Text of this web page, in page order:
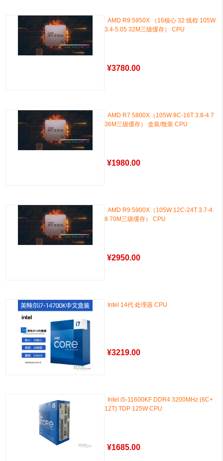
AMD R9 5950X （16核心 32 线程 105W
3.4-5.05 32M三级缓存） CPU
¥3780.00
AMD R7 5800X（105W 8C-16T 3.8-4.7
36M三级缓存） 盒装/散装 CPU
¥1980.00
AMD R9 5900X（105W 12C-24T 3.7-4.
8 70M三级缓存） CPU
¥2950.00
Intel 14代 处理器 CPU
¥3219.00
Intel i5-11600KF DDR4 3200MHz (6C+
12T) TDP 125W CPU
¥1685.00